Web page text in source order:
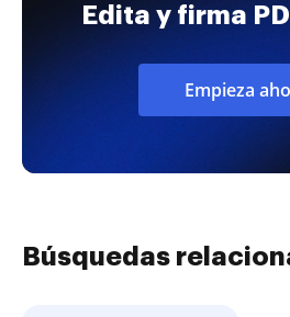
Edita y firma
Empieza
Búsquedas